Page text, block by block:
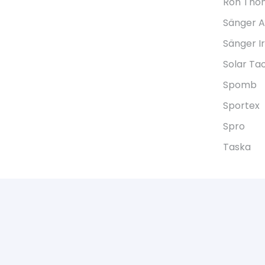
Sänger
Sänger
Solar
Spomb
Sportex
Spro
Taska